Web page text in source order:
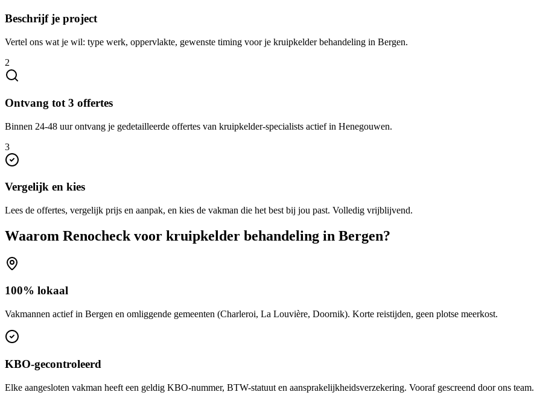
Beschrijf je project
Vertel ons wat je wil: type werk, oppervlakte, gewenste timing voor je kruipkelder behandeling in Bergen.
2
Ontvang tot 3 offertes
Binnen 24-48 uur ontvang je gedetailleerde offertes van kruipkelder-specialists actief in Henegouwen.
3
Vergelijk en kies
Lees de offertes, vergelijk prijs en aanpak, en kies de vakman die het best bij jou past. Volledig vrijblijvend.
Waarom Renocheck voor kruipkelder behandeling in Bergen?
100% lokaal
Vakmannen actief in Bergen en omliggende gemeenten (Charleroi, La Louvière, Doornik). Korte reistijden, geen plotse meerkost.
KBO-gecontroleerd
Elke aangesloten vakman heeft een geldig KBO-nummer, BTW-statuut en aansprakelijkheidsverzekering. Vooraf gescreend door ons team.